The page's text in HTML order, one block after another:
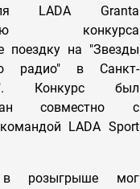
LADA Granta
конкурса
поездку на "Звезды
радио" в Санкт-
Конкурс был
совместно с
LADA Sport
в розыгрыше мог